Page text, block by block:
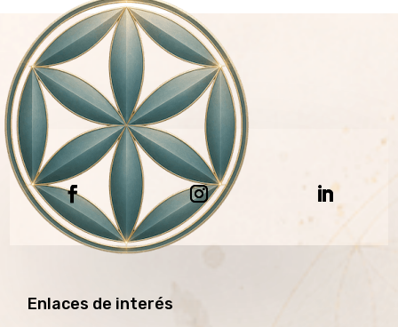
Enlaces de interés